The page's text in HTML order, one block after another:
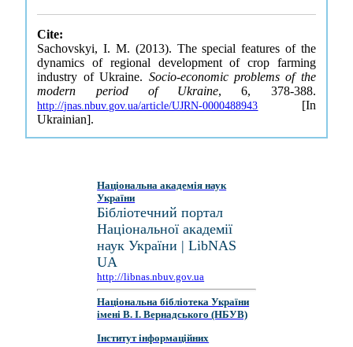
Cite:
Sachovskyi, I. M. (2013). The special features of the
dynamics of regional development of crop farming
industry of Ukraine. Socio-economic problems of the
modern period of Ukraine, 6, 378-388.
http://jnas.nbuv.gov.ua/article/UJRN-0000488943 [In
Ukrainian].
Національна академія наук
України
Бібліотечний портал
Національної академії
наук України | LibNAS
UA
http://libnas.nbuv.gov.ua
Національна бібліотека України
імені В. І. Вернадського (НБУВ)
Інститут інформаційних